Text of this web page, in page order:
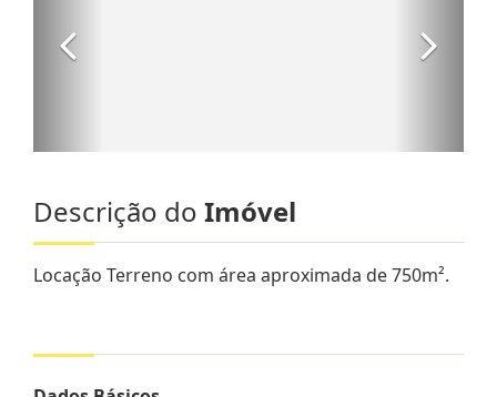
Descrição do Imóvel
Locação Terreno com área aproximada de 750m².